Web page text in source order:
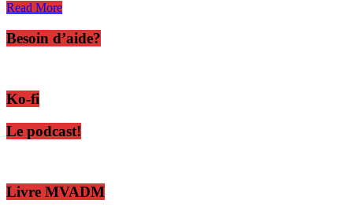
Read More
Besoin d’aide?
Ko-fi
Le podcast!
Livre MVADM